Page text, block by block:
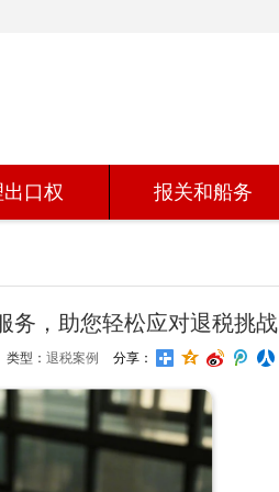
口权 报关和船务
务，助您轻松应对退税挑战
类型： 退税案例 分享：